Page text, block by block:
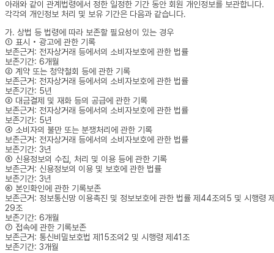
아래와 같이 관계법령에서 정한 일정한 기간 동안 회원 개인정보를 보관합니다.
각각의 개인정보 처리 및 보유 기간은 다음과 같습니다.
가. 상법 등 법령에 따라 보존할 필요성이 있는 경우
① 표시 • 광고에 관한 기록
보존근거: 전자상거래 등에서의 소비자보호에 관한 법률
보존기간: 6개월
② 계약 또는 청약철회 등에 관한 기록
보존근거: 전자상거래 등에서의 소비자보호에 관한 법률
보존기간: 5년
③ 대금결제 및 재화 등의 공급에 관한 기록
보존근거: 전자상거래 등에서의 소비자보호에 관한 법률
보존기간: 5년
④ 소비자의 불만 또는 분쟁처리에 관한 기록
보존근거: 전자상거래 등에서의 소비자보호에 관한 법률
보존기간: 3년
⑤ 신용정보의 수집, 처리 및 이용 등에 관한 기록
보존근거: 신용정보의 이용 및 보호에 관한 법률
보존기간: 3년
⑥ 본인확인에 관한 기록보존
보존근거: 정보통신망 이용촉진 및 정보보호에 관한 법률 제44조의5 및 시행령
29조
보존기간: 6개월
⑦ 접속에 관한 기록보존
보존근거: 통신비밀보호법 제15조의2 및 시행령 제41조
보존기간: 3개월